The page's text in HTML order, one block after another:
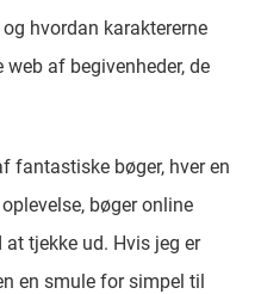
hvordan karaktererne
af begivenheder, de
fantastiske bøger, hver en
bøger online
tjekke ud. Hvis jeg er
en smule for simpel til